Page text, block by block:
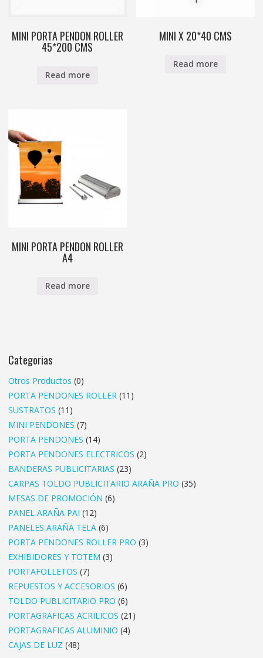
MINI PORTA PENDON ROLLER
45*200 CMS
Read more
MINI X 20*40 CMS
Read more
MINI PORTA PENDON ROLLER
A4
Read more
Categorias
Otros Productos (0)
PORTA PENDONES ROLLER (11)
SUSTRATOS (11)
MINI PENDONES (7)
PORTA PENDONES (14)
PORTA PENDONES ELECTRICOS (2)
BANDERAS PUBLICITARIAS (23)
CARPAS TOLDO PUBLICITARIO ARAÑA PRO (35)
MESAS DE PROMOCIÓN (6)
PANEL ARAÑA PAI (12)
PANELES ARAÑA TELA (6)
PORTA PENDONES ROLLER PRO (3)
EXHIBIDORES Y TOTEM (3)
PORTAFOLLETOS (7)
REPUESTOS Y ACCESORIOS (6)
TOLDO PUBLICITARIO PRO (6)
PORTAGRAFICAS ACRILICOS (21)
PORTAGRAFICAS ALUMINIO (4)
CAJAS DE LUZ (48)